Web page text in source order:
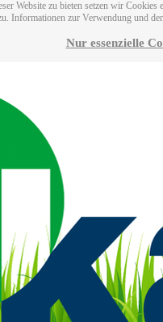
Website zu bieten setzen wir
Informationen zur Verwendung und
Nur essenzielle